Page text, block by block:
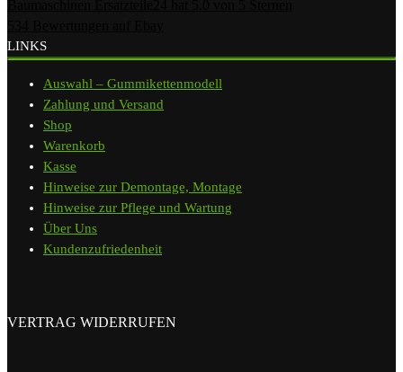
LINKS
Auswahl – Gummikettenmodell
Zahlung und Versand
Shop
Warenkorb
Kasse
Hinweise zur Demontage, Montage
Hinweise zur Pflege und Wartung
Über Uns
Kundenzufriedenheit
VERTRAG WIDERRUFEN